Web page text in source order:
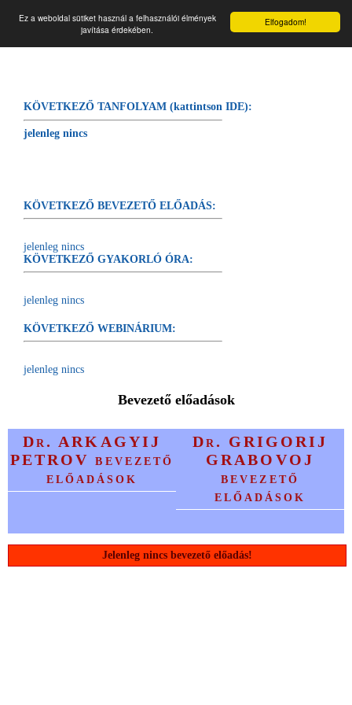
Elfogadom!
Ez a weboldal sütiket használ a felhasználói élmények
javítása érdekében.
Végtelen forrás ☰
KÖVETKEZŐ TANFOLYAM (kattintson IDE):
jelenleg nincs
KÖVETKEZŐ BEVEZETŐ ELŐADÁS:
jelenleg nincs
KÖVETKEZŐ GYAKORLÓ ÓRA:
jelenleg nincs
KÖVETKEZŐ WEBINÁRIUM:
jelenleg nincs
Bevezető előadások
Dr. ARKAGYIJ
PETROV bevezető
előadások
Dr. GRIGORIJ
GRABOVOJ
bevezető
előadások
Jelenleg nincs bevezető előadás!